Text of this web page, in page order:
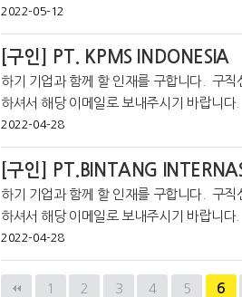
인 커뮤니티를 통해 더 많은 취업정보를
otraj
2022-05-12
[구인] PT. KPMS INDONESIA
하기 기업과 함께 할 인재를 구합니다. 구직
하셔서 해당 이메일로 보내주시기 바랍니다. *코트라 자카르타 K-Move 센터는 온
라인 커뮤니티를 통해 더 많은 취업정보를
2022-04-28
[구인] PT.BINTANG
하기 기업과 함께 할 인재를 구합니다. 구직
하셔서 해당 이메일로 보내주시기 바랍니다. *코트라 자카르타 K-Move 센터는 온라
인 커뮤니티를 통해 더 많은 취업정보를
2022-04-28
1 2 3 4 5 6